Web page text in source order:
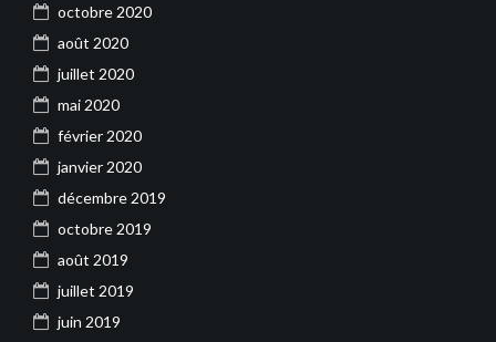
octobre 2020
août 2020
juillet 2020
mai 2020
février 2020
janvier 2020
décembre 2019
octobre 2019
août 2019
juillet 2019
juin 2019